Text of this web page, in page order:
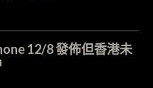
12/8 發佈但香港未